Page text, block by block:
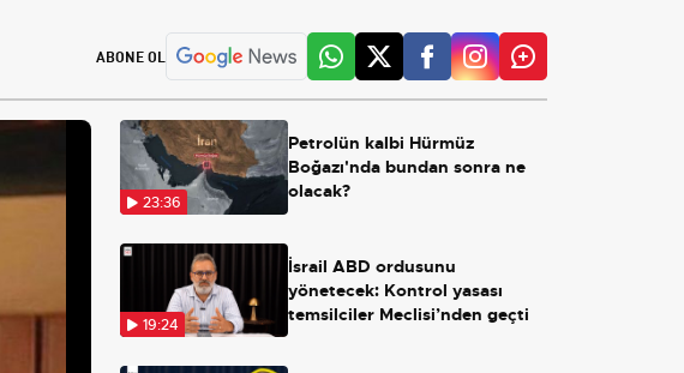
ABONE OL
23:36
Petrolün kalbi Hürmüz
Boğazı'nda bundan sonra ne
olacak?
19:24
İsrail ABD ordusunu
yönetecek: Kontrol yasası
temsilciler Meclisi’nden geçti